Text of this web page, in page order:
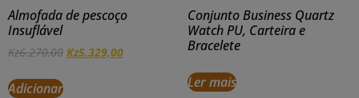
Almofada de pescoço
Insuflável
Kz6.270,00 Kz5.329,00
Adicionar
Conjunto Business Quartz
Watch PU, Carteira e
Bracelete
Ler mais